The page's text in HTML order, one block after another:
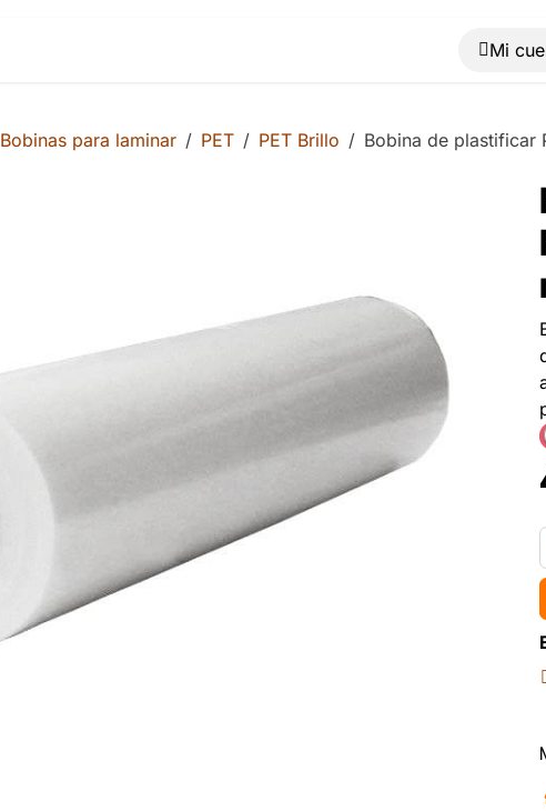
Bobinas para laminar PET PET Brillo Bobina de plastificar